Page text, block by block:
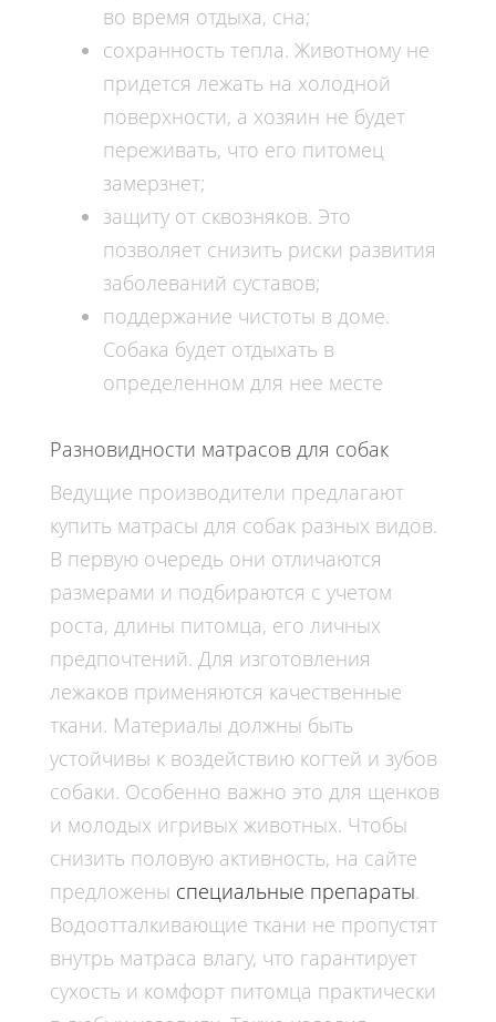
во время отдыха, сна;
сохранность тепла. Животному не
придется лежать на холодной
поверхности, а хозяин не будет
переживать, что его питомец
замерзнет;
защиту от сквозняков. Это
позволяет снизить риски развития
заболеваний суставов;
поддержание чистоты в доме.
Собака будет отдыхать в
определенном для нее месте
Разновидности матрасов для собак
Ведущие производители предлагают
купить матрасы для собак разных видов.
В первую очередь они отличаются
размерами и подбираются с учетом
роста, длины питомца, его личных
предпочтений. Для изготовления
лежаков применяются качественные
ткани. Материалы должны быть
устойчивы к воздействию когтей и зубов
собаки. Особенно важно это для щенков
и молодых игривых животных. Чтобы
снизить половую активность, на сайте
предложены специальные препараты.
Водоотталкивающие ткани не пропустят
внутрь матраса влагу, что гарантирует
сухость и комфорт питомца практически